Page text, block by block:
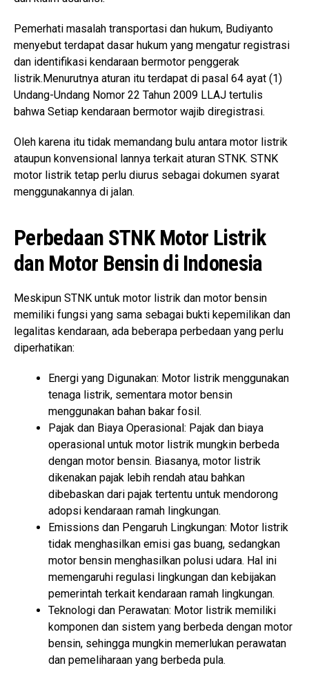
Pemerhati masalah transportasi dan hukum, Budiyanto
menyebut terdapat dasar hukum yang mengatur registrasi
dan identifikasi kendaraan bermotor penggerak
listrik.Menurutnya aturan itu terdapat di pasal 64 ayat (1)
Undang-Undang Nomor 22 Tahun 2009 LLAJ tertulis
bahwa Setiap kendaraan bermotor wajib diregistrasi.
Oleh karena itu tidak memandang bulu antara motor listrik
ataupun konvensional lannya terkait aturan STNK. STNK
motor listrik tetap perlu diurus sebagai dokumen syarat
menggunakannya di jalan.
Perbedaan STNK Motor Listrik
dan Motor Bensin di Indonesia
Meskipun STNK untuk motor listrik dan motor bensin
memiliki fungsi yang sama sebagai bukti kepemilikan dan
legalitas kendaraan, ada beberapa perbedaan yang perlu
diperhatikan:
Energi yang Digunakan: Motor listrik menggunakan
tenaga listrik, sementara motor bensin
menggunakan bahan bakar fosil.
Pajak dan Biaya Operasional: Pajak dan biaya
operasional untuk motor listrik mungkin berbeda
dengan motor bensin. Biasanya, motor listrik
dikenakan pajak lebih rendah atau bahkan
dibebaskan dari pajak tertentu untuk mendorong
adopsi kendaraan ramah lingkungan.
Emissions dan Pengaruh Lingkungan: Motor listrik
tidak menghasilkan emisi gas buang, sedangkan
motor bensin menghasilkan polusi udara. Hal ini
memengaruhi regulasi lingkungan dan kebijakan
pemerintah terkait kendaraan ramah lingkungan.
Teknologi dan Perawatan: Motor listrik memiliki
komponen dan sistem yang berbeda dengan motor
bensin, sehingga mungkin memerlukan perawatan
dan pemeliharaan yang berbeda pula.